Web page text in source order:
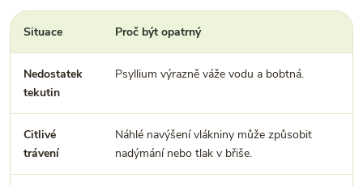
Situace Proč být opatrný
Nedostatek
tekutin
Psyllium výrazně váže vodu a bobtná.
Citlivé
trávení
Náhlé navýšení vlákniny může způsobit
nadýmání nebo tlak v břiše.